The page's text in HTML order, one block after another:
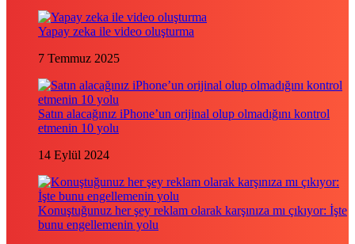
Yapay zeka ile video oluşturma
7 Temmuz 2025
Satın alacağınız iPhone’un orijinal olup olmadığını kontrol
etmenin 10 yolu
14 Eylül 2024
Konuştuğunuz her şey reklam olarak karşınıza mı çıkıyor: İşte
bunu engellemenin yolu